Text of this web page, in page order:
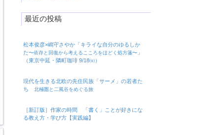
最近の投稿
松本俊彦×嶋守さやか「キライな自分のゆるしか
た〜依存と回復から考えるこころをほどく処方箋〜」
（東京中延・隣町珈琲 9/18㈮）
現代を生きる北欧の先住民族「サーメ」の若者た
ち 北極圏と二風谷をめぐる旅
［新訂版］作家の時間 「書く」ことが好きにな
る教え方・学び方【実践編】